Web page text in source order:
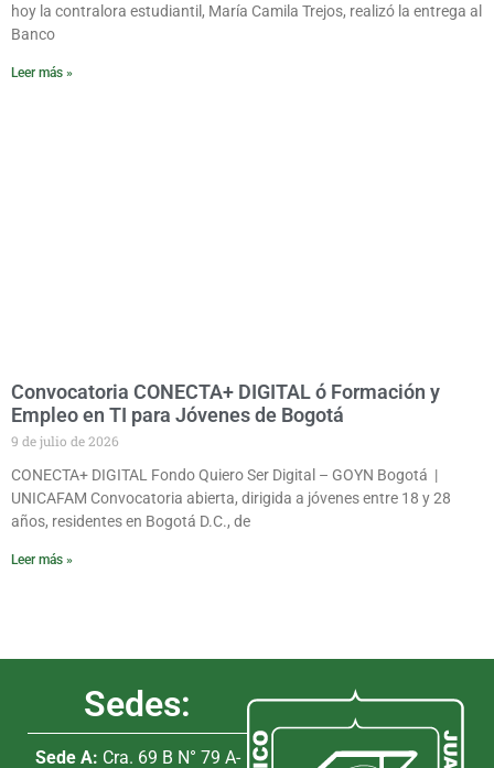
hoy la contralora estudiantil, María Camila Trejos, realizó la entrega al
Banco
Leer más »
Convocatoria CONECTA+ DIGITAL ó Formación y
Empleo en TI para Jóvenes de Bogotá
9 de julio de 2026
CONECTA+ DIGITAL Fondo Quiero Ser Digital – GOYN Bogotá |
UNICAFAM Convocatoria abierta, dirigida a jóvenes entre 18 y 28
años, residentes en Bogotá D.C., de
Leer más »
Sedes:
Sede A: Cra. 69 B N° 79 A-